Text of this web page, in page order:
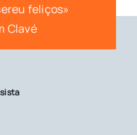
feliços»
Clavé